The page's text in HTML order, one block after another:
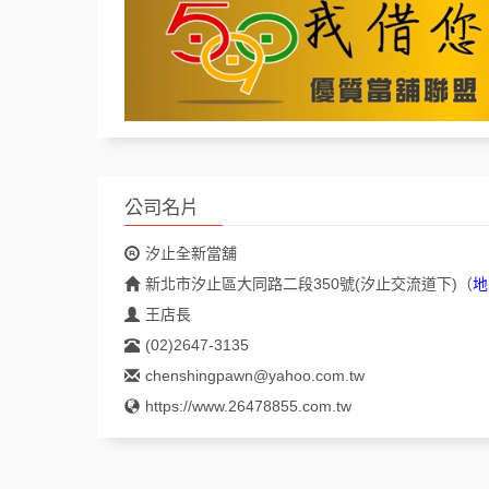
公司名片
汐止全新當舖
新北市汐止區大同路二段350號(汐止交流道下) （
王店長
(02)2647-3135
chenshingpawn@yahoo.com.tw
https://www.26478855.com.tw